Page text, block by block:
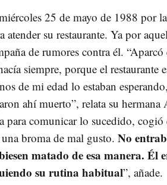
25 de mayo de 1988 por
atender su restaurante. Ya por
de rumores contra él.
siempre, porque el restaurante
de mi edad lo estaban
ahí muerto”, relata su
para comunicar lo sucedido,
una broma de mal gusto. No
matado de esa manera. Él
su rutina habitual”, añade.